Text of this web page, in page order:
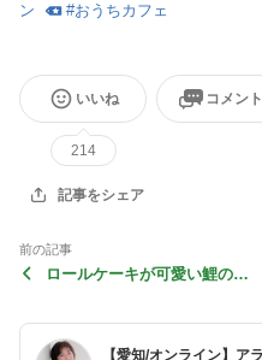
ン #おうちカフェ
いいね
214
コメント
記事をシェア
前の記事
ロールケーキが可愛い鯉のぼ